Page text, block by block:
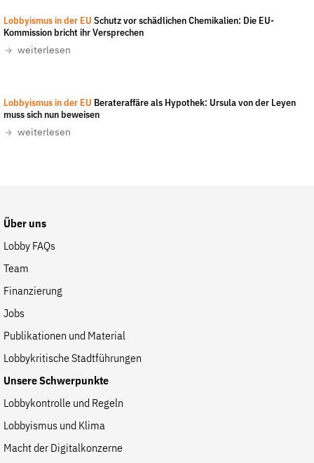
Lobbyismus in der EU Schutz vor schädlichen Chemikalien: Die EU-
Kommission bricht ihr Versprechen
weiterlesen
Lobbyismus in der EU Berateraffäre als Hypothek: Ursula von der Leyen
muss sich nun beweisen
weiterlesen
Über uns
Lobby FAQs
Team
Finanzierung
Jobs
Publikationen und Material
Lobbykritische Stadtführungen
Unsere Schwerpunkte
Lobbykontrolle und Regeln
Lobbyismus und Klima
Macht der Digitalkonzerne